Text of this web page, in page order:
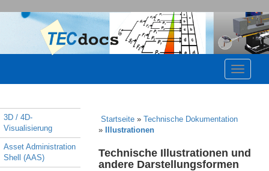
3D / 4D-
Visualisierung
Asset Administration
Shell (AAS)
Startseite »Technische Dokumentation
»
Illustrationen
Technische Illustrationen und
andere Darstellungsformen